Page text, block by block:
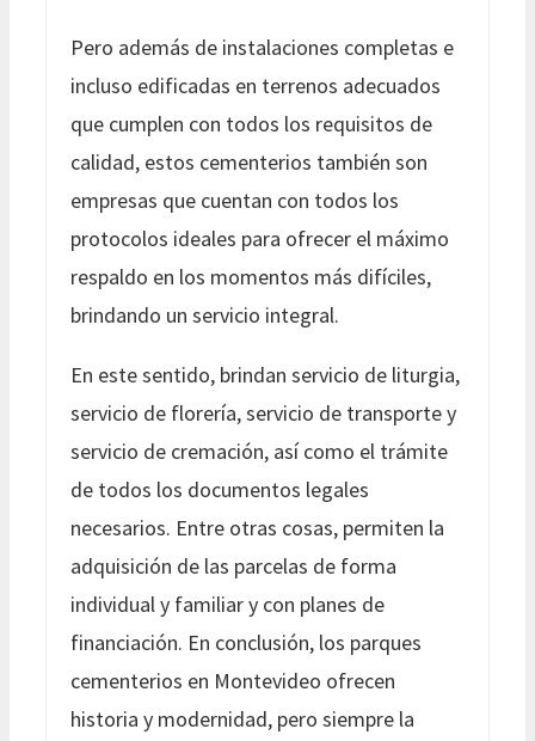
Pero además de instalaciones completas e
incluso edificadas en terrenos adecuados
que cumplen con todos los requisitos de
calidad, estos cementerios también son
empresas que cuentan con todos los
protocolos ideales para ofrecer el máximo
respaldo en los momentos más difíciles,
brindando un servicio integral.
En este sentido, brindan servicio de liturgia,
servicio de florería, servicio de transporte y
servicio de cremación, así como el trámite
de todos los documentos legales
necesarios. Entre otras cosas, permiten la
adquisición de las parcelas de forma
individual y familiar y con planes de
financiación. En conclusión, los parques
cementerios en Montevideo ofrecen
historia y modernidad, pero siempre la